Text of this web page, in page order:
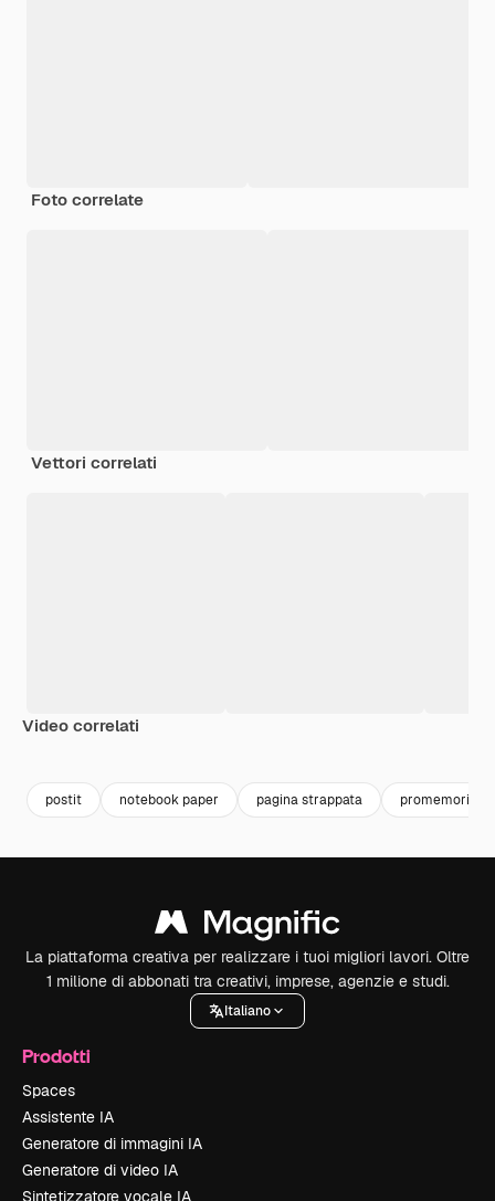
Foto correlate
Vettori correlati
Video correlati
postit notebook paper pagina strappata promemoria
La piattaforma creativa per realizzare i tuoi migliori lavori. Oltre
1 milione di abbonati tra creativi, imprese, agenzie e studi.
Italiano
Prodotti
Spaces
Assistente IA
Generatore di immagini IA
Generatore di video IA
Sintetizzatore vocale IA